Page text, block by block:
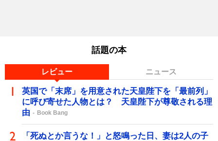
話題の本
レビュー ニュース
英国で「末席」を用意された天皇陛下を「最前列」
に呼び寄せた人物とは？ 天皇陛下が尊敬される理
由
Book Bang
「死ぬとか言うな！」と怒鳴った日、妻は2人の子